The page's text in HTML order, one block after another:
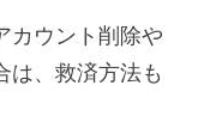
カウント削除や
は、救済方法も